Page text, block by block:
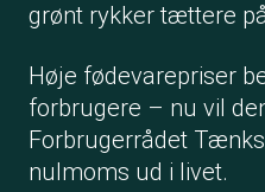
grønt rykker tættere
Høje fødevarepriser
forbrugere – nu vil
Forbrugerrådet
nulmoms ud i livet.